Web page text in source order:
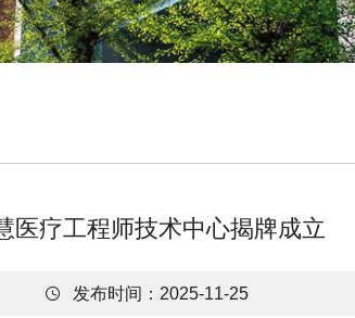
医疗工程师技术中心揭牌成立
 发布时间：2025-11-25